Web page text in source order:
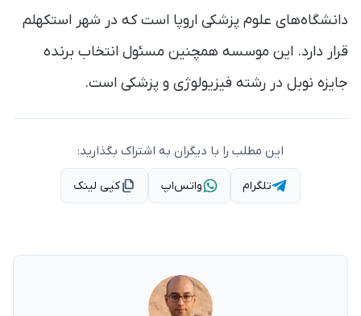
دانشگاه‌های علوم پزشکی اروپا است که در شهر استکهلم
قرار دارد. این موسسه همچنین مسئول انتخاب برنده
جایزه نوبل در رشته فیزیولوژی و پزشکی است.
این مطلب را با دیگران به اشتراک بگذارید:
تلگرام واتس‌اپ کپی لینک